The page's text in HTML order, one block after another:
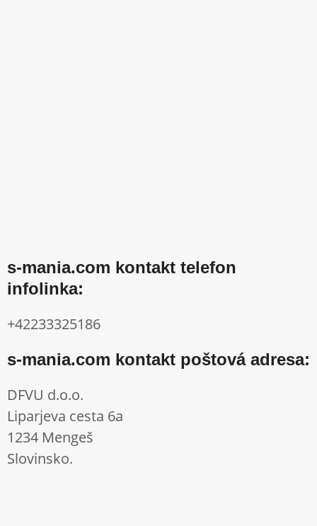
s-mania.com kontakt telefon
infolinka:
+42233325186
s-mania.com kontakt poštová adresa:
DFVU d.o.o.
Liparjeva cesta 6a
1234 Mengeš
Slovinsko.